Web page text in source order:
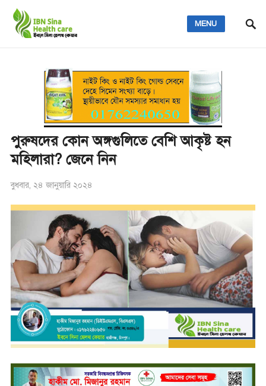
MENU
পুরুষদের কোন অঙ্গগুলিতে বেশি আকৃষ্ট হন
মহিলারা? জেনে নিন
বুধবার, ২৪ জানুয়ারি ২০২৪